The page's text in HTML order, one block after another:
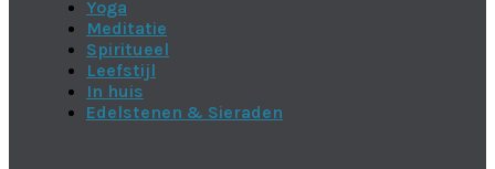
Yoga
Meditatie
Spiritueel
Leefstijl
In huis
Edelstenen & Sieraden